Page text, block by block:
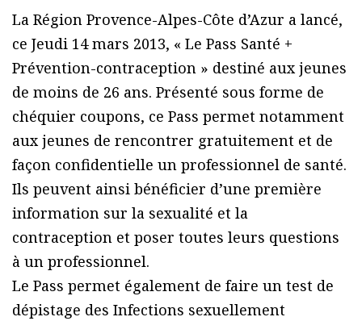
La Région Provence-Alpes-Côte d’Azur a lancé,
ce Jeudi 14 mars 2013, « Le Pass Santé +
Prévention-contraception » destiné aux jeunes
de moins de 26 ans. Présenté sous forme de
chéquier coupons, ce Pass permet notamment
aux jeunes de rencontrer gratuitement et de
façon confidentielle un professionnel de santé.
Ils peuvent ainsi bénéficier d’une première
information sur la sexualité et la
contraception et poser toutes leurs questions
à un professionnel.
Le Pass permet également de faire un test de
dépistage des Infections sexuellement